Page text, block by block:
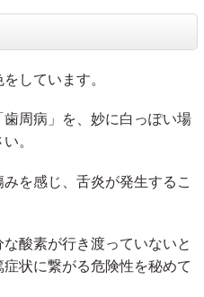
しています。
周病」を、妙に白っぽい場
。
を感じ、舌炎が発生するこ
酸素が行き渡っていないと
状に繋がる危険性を秘めて